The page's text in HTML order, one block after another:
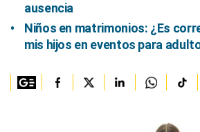
ausencia
Niños en matrimonios: ¿Es
mis hijos en eventos para